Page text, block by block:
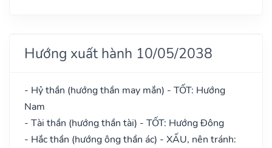
Hướng xuất hành 10/05/2038
- Hỷ thần (hướng thần may mắn) - TỐT: Hướng
Nam
- Tài thần (hướng thần tài) - TỐT: Hướng Đông
- Hắc thần (hướng ông thần ác) - XẤU, nên tránh: